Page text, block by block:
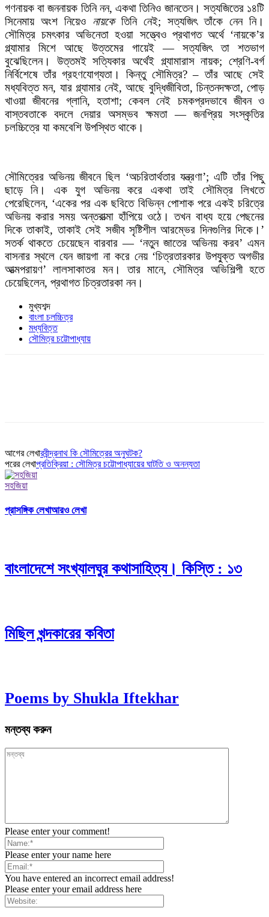
গণনায়ক বা জননায়ক তিনি নন, একথা তিনিও জানতেন। সত্যজিতের ১৪টি
সিনেমায় অংশ নিয়েও নায়কেতিনি নেই; সত্যজিৎ তাঁকে নেন নি।
সৌমিত্র চমৎকার অভিনেতা হওয়া সত্ত্বেও প্রথাগত অর্থে ‘নায়কে’র
গ্ল্যামার মিশে আছে উত্তমের গায়েই — সত্যজিৎ তা শতভাগ
বুঝেছিলেন। উত্তমই সত্যিকার অর্থেই গ্ল্যামারাস নায়ক; শ্রেণি-বর্গ
নির্বিশেষে তাঁর গ্রহণযোগ্যতা। কিন্তু সৌমিত্র? – তাঁর আছে সেই
মধ্যবিত্ত মন, যার গ্ল্যামার নেই, আছে বুদ্ধিজীবিতা, চিন্তনদক্ষতা, পোড়
খাওয়া জীবনের গ্লানি, হতাশা; কেবল নেই চমকপ্রদভাবে জীবন ও
বাস্তবতাকে বদলে দেয়ার অসম্ভব ক্ষমতা — জনপ্রিয় সংস্কৃতির
চলচ্চিত্রে যা কমবেশি উপস্থিত থাকে।
সৌমিত্রের অভিনয় জীবনে ছিল ‘অচরিতার্থতার যন্ত্রণা’; এটি তাঁর পিছু
ছাড়ে নি। এক যুগ অভিনয় করে একথা তাই সৌমিত্র লিখতে
পেরেছিলেন, ‘একের পর এক ছবিতে বিভিন্ন পোশাক পরে একই চরিত্রে
অভিনয় করার সময় অন্তরাত্মা হাঁপিয়ে ওঠে। তখন বাধ্য হয়ে পেছনের
দিকে তাকাই, তাকাই সেই সজীব সৃষ্টিশীল আরম্ভের দিনগুলির দিকে।’
সতর্ক থাকতে চেয়েছেন বারবার — ‘নতুন জাতের অভিনয় করব’ এমন
বাসনার স্থলে যেন জায়গা না করে নেয় ‘চিত্রতারকার উপযু্ক্ত অগভীর
আত্মপরায়ণ’ লালসাকাতর মন। তার মানে, সৌমিত্র অভিশিল্পী হতে
চেয়েছিলেন, প্রথাগত চিত্রতারকা নন।
মুখ্যশব্দ
বাংলা চলচ্চিত্র
মধ্যবিত্ত
সৌমিত্র চট্টোপাধ্যায়
আগের লেখারবীন্দ্রনাথ কি সৌমিত্রের অনুঘটক?
পরের লেখাপ্রতিক্রিয়া : সৌমিত্র চট্টোপাধ্যায়ের ঘাটতি ও অনন্যতা
সহজিয়া
প্রাসঙ্গিক লেখাআরও লেখা
বাংলাদেশে সংখ্যালঘুর কথাসাহিত্য। কিস্তি : ১৩
মিছিল খন্দকারের কবিতা
Poems by Shukla Iftekhar
মন্তব্য করুন
Please enter your comment!
Please enter your name here
You have entered an incorrect email address!
Please enter your email address here